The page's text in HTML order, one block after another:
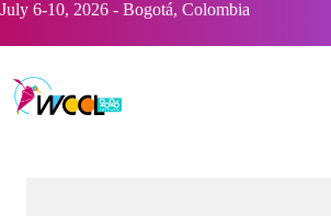
Saltar
contenido
July 6-10, 2026 - Bogotá, Colombia